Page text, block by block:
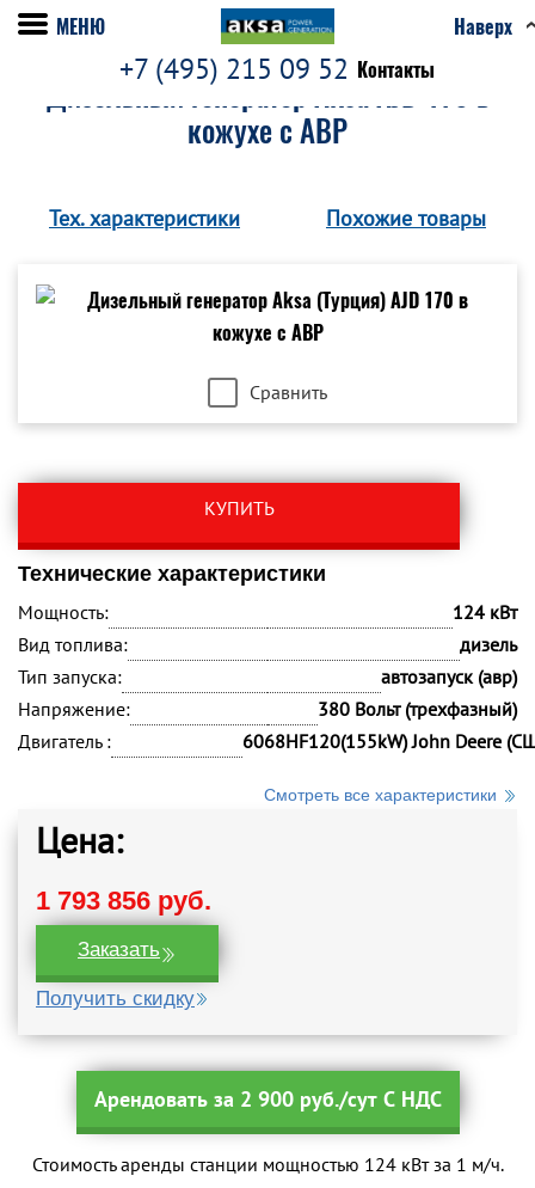
+7 (495) 215 09 52 Контакты
МЕНЮ Наверх
Дизельный генератор Aksa AJD 170 в
кожухе с АВР
Тех. характеристики Похожие товары
Сравнить
КУПИТЬ
Технические характеристики
Мощность:
124 кВт
Вид топлива:
дизель
Тип запуска:
автозапуск (авр)
Напряжение:
380 Вольт (трехфазный)
Двигатель :
6068HF120(155kW) John Deere
Смотреть все характеристики
Цена:
1 793 856 руб.
Заказать
Получить скидку
Арендовать за 2 900 руб./сут С НДС
Стоимость аренды станции мощностью 124 кВт за 1 м/ч.